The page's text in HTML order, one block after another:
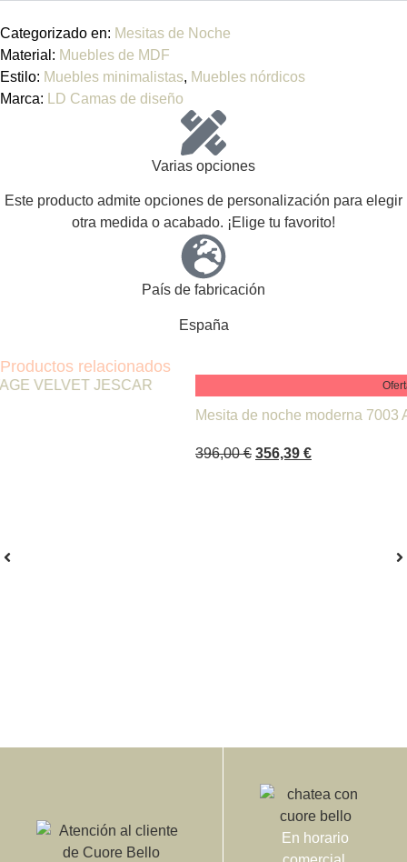
Categorizado en: Mesitas de Noche
Material: Muebles de MDF
Estilo: Muebles minimalistas, Muebles nórdicos
Marca:
LD Camas de diseño
Varias opciones
Este producto admite opciones de personalización para elegir
otra medida o acabado. ¡Elige tu favorito!
País de fabricación
España
Productos relacionados
Mesita de noche moderna 7003 Angel Cerdá
En horario